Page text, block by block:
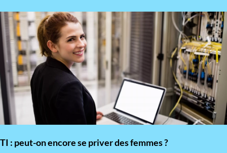
TI : peut-on encore se priver des femmes ?